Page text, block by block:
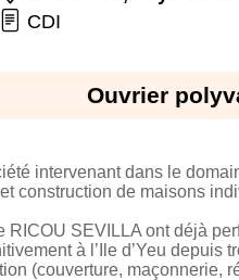
CDI
Ouvrier
intervenant dans le
et construction de maisons
SEVILLA ont déjà
à l’Ile d’Yeu depuis
(couverture, maçonnerie,